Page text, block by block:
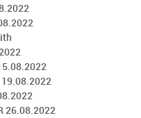
19.08.2022
26.08.2022